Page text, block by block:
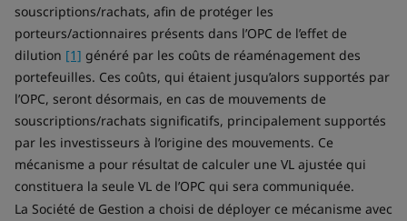
souscriptions/rachats, afin de protéger les
porteurs/actionnaires présents dans l’OPC de l’effet de
dilution [1] généré par les coûts de réaménagement des
portefeuilles. Ces coûts, qui étaient jusqu’alors supportés par
l’OPC, seront désormais, en cas de mouvements de
souscriptions/rachats significatifs, principalement supportés
par les investisseurs à l’origine des mouvements. Ce
mécanisme a pour résultat de calculer une VL ajustée qui
constituera la seule VL de l’OPC qui sera communiquée.
La Société de Gestion a choisi de déployer ce mécanisme avec